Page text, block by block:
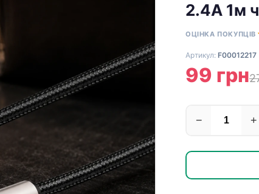
2.4А 1м
ОЦІНКА ПОКУПЦІВ
Артикул: F00012217
99 грн
− +